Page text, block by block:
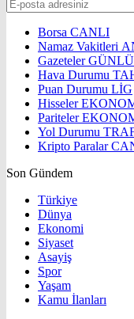
Borsa CANLI
Namaz Vakitleri
Gazeteler
Hava Durumu
Puan Durumu LİG
Hisseler
Pariteler
Yol Durumu
Kripto Paralar
Son Gündem
Türkiye
Dünya
Ekonomi
Siyaset
Asayiş
Spor
Yaşam
Kamu İlanları